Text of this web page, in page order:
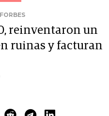
reinventaron un
ruinas y facturan